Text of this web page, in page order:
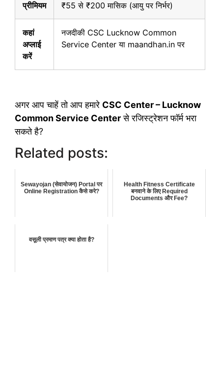
प्रीमियम ₹55 से ₹200 मासिक (आयु पर निर्भर)
कहां
अप्लाई
करें
नजदीकी CSC Lucknow Common
Service Center या maandhan.in पर
अगर आप चाहें तो आप हमारे CSC Center – Lucknow
Common Service Centerसे रजिस्ट्रेशन फॉर्म भरा
सकते है?
Related posts:
Sewayojan (सेवायोजन) Portal पर
Online Registration कैसे करे?
Health Fitness Certificate
बनवाने के लिए Required
Documents और Fee?
वसूली प्रमाण पत्र क्या होता है?